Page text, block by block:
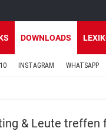
DOWNLOADS
INSTAGRAM WHATSAPP
& Leute treffen